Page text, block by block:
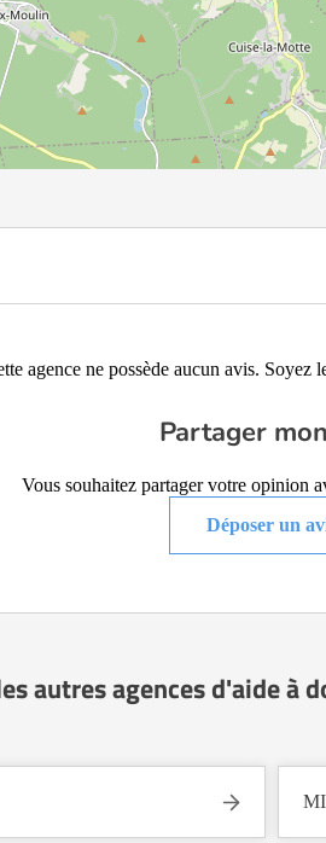
agence ne possède aucun avis. Soyez
Partager
Vous souhaitez partager votre opinion
Déposer un
autres agences d'aide à